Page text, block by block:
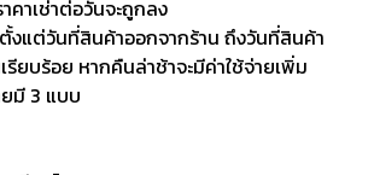
คาเช่าต่อวันจะถูกลง
งแต่วันที่สินค้าออกจากร้าน ถึงวันที่สินค้า
รียบร้อย หากคืนล่าช้าจะมีค่าใช้จ่ายเพิ่ม
ยมี 3 แบบ